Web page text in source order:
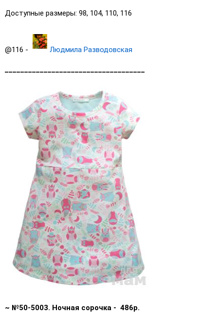
Доступные размеры: 98, 104, 110, 116
@116 - Людмила Разводовская
~ №50-5003. Ночная сорочка - 486р.